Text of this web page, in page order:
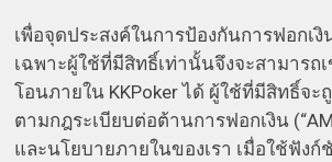
เพื่อจุดประสงค์ในการป้องกันการฟอกเ
เฉพาะผู้ใช้ที่มีสิทธิ์เท่านั้นจึงจะสามารถ
โอนภายใน KKPoker ได้ ผู้ใช้ที่มีสิทธิ์จะ
ตามกฎระเบียบต่อต้านการฟอกเงิน
และนโยบายภายในของเรา เมื่อใช้ฟังก์